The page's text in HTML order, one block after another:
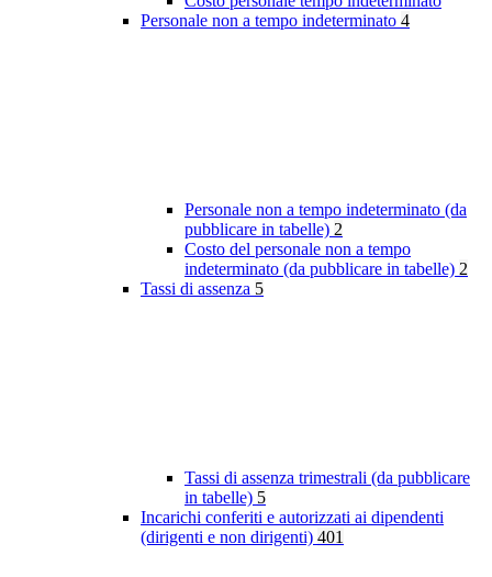
Personale non a tempo indeterminato 4
Personale non a tempo indeterminato (da
pubblicare in tabelle) 2
Costo del personale non a tempo
indeterminato (da pubblicare in tabelle) 2
Tassi di assenza 5
Tassi di assenza trimestrali (da pubblicare
in tabelle) 5
Incarichi conferiti e autorizzati ai dipendenti
(dirigenti e non dirigenti) 401